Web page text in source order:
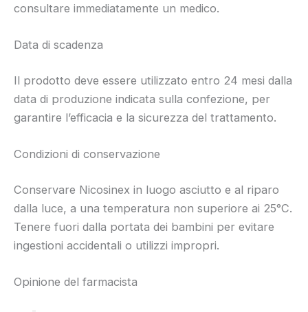
consultare immediatamente un medico.
Data di scadenza
Il prodotto deve essere utilizzato entro 24 mesi dalla
data di produzione indicata sulla confezione, per
garantire l’efficacia e la sicurezza del trattamento.
Condizioni di conservazione
Conservare Nicosinex in luogo asciutto e al riparo
dalla luce, a una temperatura non superiore ai 25°C.
Tenere fuori dalla portata dei bambini per evitare
ingestioni accidentali o utilizzi impropri.
Opinione del farmacista